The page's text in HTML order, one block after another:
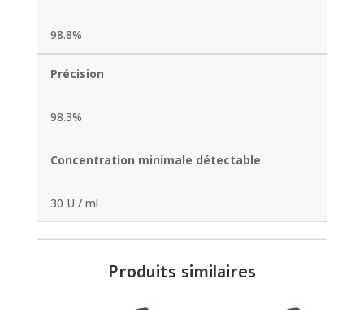
98.8%
Précision
98.3%
Concentration minimale détectable
30 U / ml
Produits similaires